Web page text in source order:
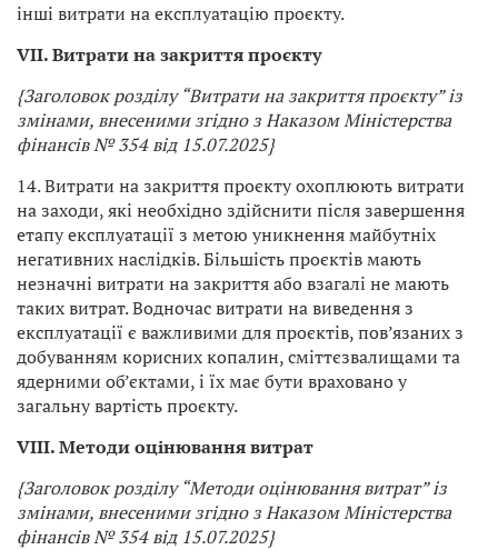
інші витрати на експлуатацію проєкту.
VII. Витрати на закриття проєкту
{Заголовок розділу “Витрати на закриття проєкту” із
змінами, внесеними згідно з Наказом Міністерства
фінансів № 354 від 15.07.2025}
14. Витрати на закриття проєкту охоплюють витрати
на заходи, які необхідно здійснити після завершення
етапу експлуатації з метою уникнення майбутніх
негативних наслідків. Більшість проєктів мають
незначні витрати на закриття або взагалі не мають
таких витрат. Водночас витрати на виведення з
експлуатації є важливими для проєктів, пов’язаних з
добуванням корисних копалин, сміттєзвалищами та
ядерними об’єктами, і їх має бути враховано у
загальну вартість проєкту.
VIII. Методи оцінювання витрат
{Заголовок розділу “Методи оцінювання витрат” із
змінами, внесеними згідно з Наказом Міністерства
фінансів № 354 від 15.07.2025}